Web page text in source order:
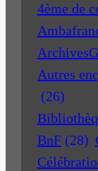
4ème de
Autres
(26)
BnF (28)